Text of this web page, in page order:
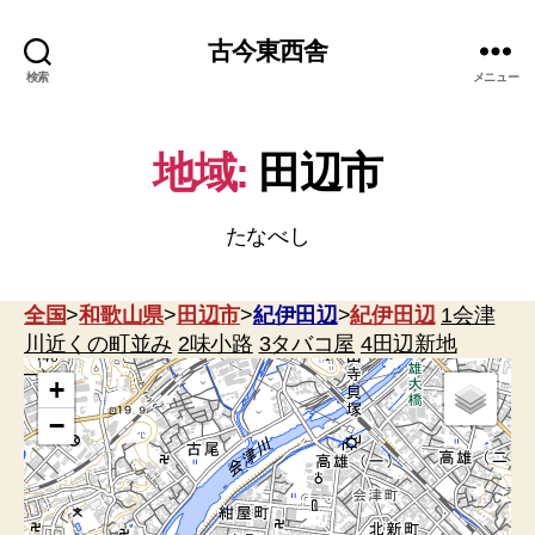
検索
古今東西舎
メニュー
地域: 田辺市
たなべし
全国>和歌山県> 田辺市>紀伊田辺>紀伊田辺 1会津
川近くの町並み 2味小路 3タバコ屋 4田辺新地
+
−